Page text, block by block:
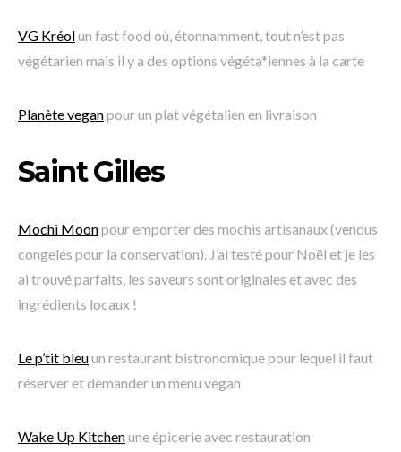
VG Kréolun fast food où, étonnamment, tout n’est pas
végétarien mais il y a des options végéta*iennes à la carte
Planète veganpour un plat végétalien en livraison
Saint Gilles
Mochi Moonpour emporter des mochis artisanaux (vendus
congelés pour la conservation). J’ai testé pour Noël et je les
ai trouvé parfaits, les saveurs sont originales et avec des
ingrédients locaux !
Le p’tit bleuun restaurant bistronomique pour lequel il faut
réserver et demander un menu vegan
Wake Up Kitchenune épicerie avec restauration